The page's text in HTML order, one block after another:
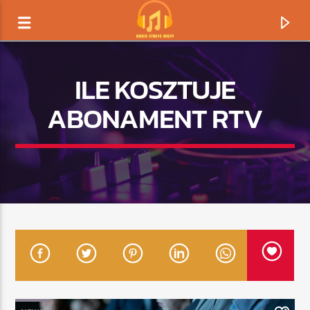
TERAZ GRAMY
TYTUŁ
ARTYSTA
ILE KOSZTUJE
ABONAMENT RTV